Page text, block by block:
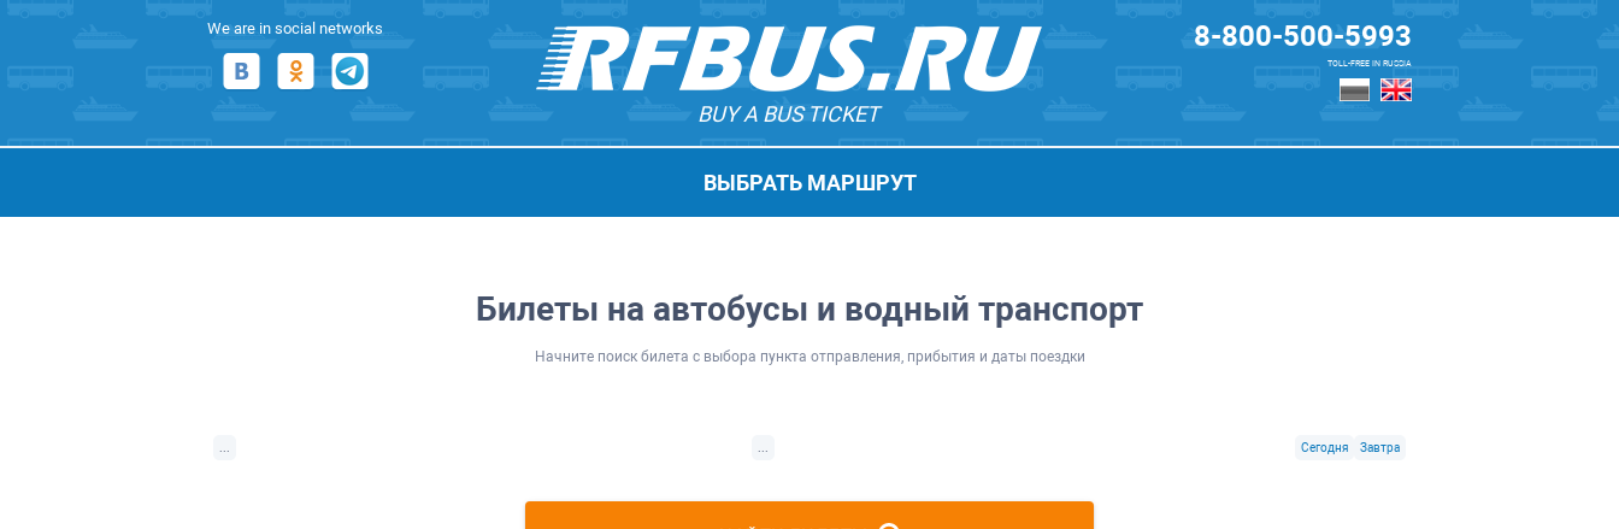
We are in social networks
BUY A BUS TICKET
8-800-500-5993
TOLL-FREE IN RUSSIA
ВЫБРАТЬ МАРШРУТ
Билеты на автобусы и водный транспорт
Начните поиск билета с выбора пункта отправления, прибытия и даты поездки
Сегодня Завтра